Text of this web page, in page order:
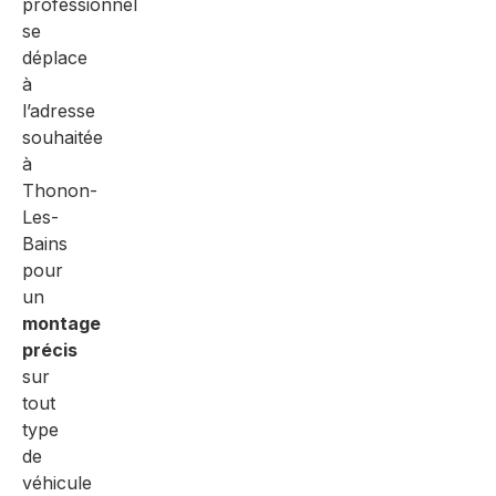
professionnel
se
déplace
à
l’adresse
souhaitée
à
Thonon-
Les-
Bains
pour
un
montage
précis
sur
tout
type
de
véhicule